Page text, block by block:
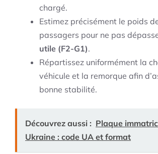
chargé.
Estimez précisément le poids
passagers pour ne pas
utile (F2-G1).
Répartissez uniformément la
véhicule et la remorque afin
bonne stabilité.
Découvrez aussi : Plaque
Ukraine : code UA et format